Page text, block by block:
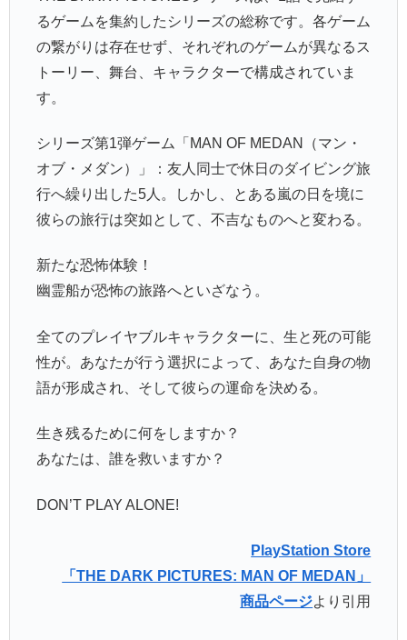
るゲームを集約したシリーズの総称です。各ゲーム
の繋がりは存在せず、それぞれのゲームが異なるス
トーリー、舞台、キャラクターで構成されていま
す。
シリーズ第1弾ゲーム「MAN OF MEDAN（マン・
オブ・メダン）」：友人同士で休日のダイビング旅
行へ繰り出した5人。しかし、とある嵐の日を境に
彼らの旅行は突如として、不吉なものへと変わる。
新たな恐怖体験！
幽霊船が恐怖の旅路へといざなう。
全てのプレイヤブルキャラクターに、生と死の可能
性が。あなたが行う選択によって、あなた自身の物
語が形成され、そして彼らの運命を決める。
生き残るために何をしますか？
あなたは、誰を救いますか？
DON’T PLAY ALONE!
PlayStation Store
「THE DARK PICTURES: MAN OF MEDAN」
商品ページより引用